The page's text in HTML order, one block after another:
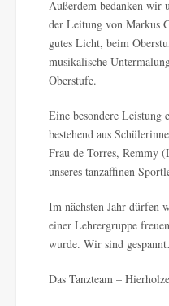
Außerdem bedanken wir
der Leitung von Markus
gutes Licht, beim
musikalische
Oberstufe.
Eine besondere Leistung
bestehend aus
Frau de Torres, Remmy
unseres tanzaffinen
Im nächsten Jahr dürfen
einer Lehrergruppe
wurde. Wir sind
Das Tanzteam –